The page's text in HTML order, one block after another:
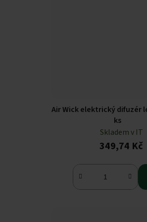
Air Wick elektrický difuzér
ks
Skladem v IT
349,74 Kč